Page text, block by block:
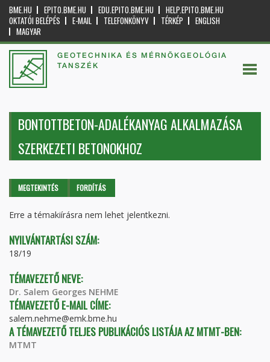
BME.HU EPITO.BME.HU EDU.EPITO.BME.HU
HELP.EPITO.BME.HU
OKTATÓI BELÉPÉS
E-MAIL TELEFONKÖNYV TÉRKÉP
ENGLISH
MAGYAR
GEOTECHNIKA ÉS MÉRNÖKGEOLÓGIA
TANSZÉK
BONTOTTBETON-ADALÉKANYAG ALKALMAZÁSA
SZERKEZETI BETONOKHOZ
Elsődleges fülek
MEGTEKINTÉS (AKTÍVFORDÍTÁS
Erre a témakiírásra nem lehet jelentkezni.
NYILVÁNTARTÁSI SZÁM:
18/19
TÉMAVEZETŐ NEVE:
Dr. Salem Georges NEHME
TÉMAVEZETŐ E-MAIL CÍME:
salem.nehme@emk.bme.hu
A TÉMAVEZETŐ TELJES PUBLIKÁCIÓS LISTÁJA AZ MTMT-BEN:
MTMT